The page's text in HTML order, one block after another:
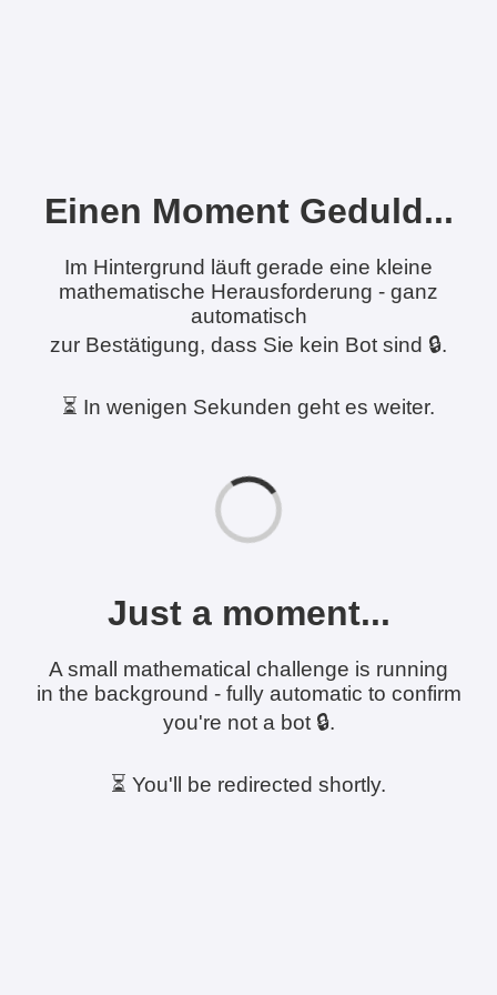
Einen Moment Geduld...
Im Hintergrund läuft gerade eine kleine
mathematische Herausforderung - ganz
automatisch
zur Bestätigung, dass Sie kein Bot sind 🔒.
⏳ In wenigen Sekunden geht es weiter.
Just a moment...
A small mathematical challenge is running
in the background - fully automatic to confirm
you're not a bot 🔒.
⏳ You'll be redirected shortly.